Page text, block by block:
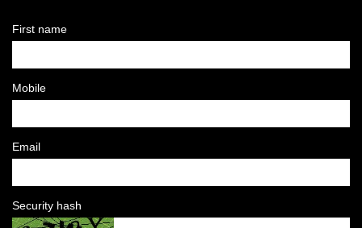
First name
Mobile
Email
Security hash